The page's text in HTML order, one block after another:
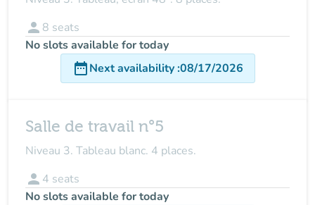
person 8 seats
No slots available for today
date_rangeNext availability:08/17/2026
Salle de travail n°5
Niveau 3. Tableau blanc. 4 places.
person 4 seats
No slots available for today